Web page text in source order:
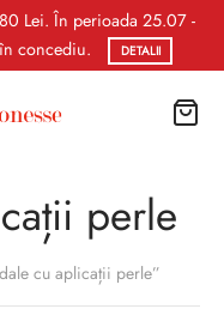
Lei. În perioada 25.07 -
concediu.
DETALII
perle
cu aplicații perle”